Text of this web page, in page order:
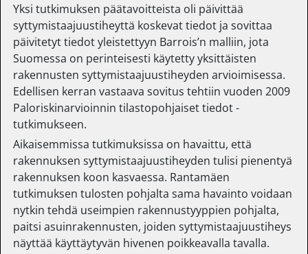
Yksi tutkimuksen päätavoitteista oli päivittää
syttymistaajuustiheyttä koskevat tiedot ja sovittaa
päivitetyt tiedot yleistettyyn Barrois’n malliin, jota
Suomessa on perinteisesti käytetty yksittäisten
rakennusten syttymistaajuustiheyden arvioimisessa.
Edellisen kerran vastaava sovitus tehtiin vuoden 2009
Paloriskinarvioinnin tilastopohjaiset tiedot -
tutkimukseen.
Aikaisemmissa tutkimuksissa on havaittu, että
rakennuksen syttymistaajuustiheyden tulisi pienentyä
rakennuksen koon kasvaessa. Rantamäen
tutkimuksen tulosten pohjalta sama havainto voidaan
nytkin tehdä useimpien rakennustyyppien pohjalta,
paitsi asuinrakennusten, joiden syttymistaajuustiheys
näyttää käyttäytyvän hivenen poikkeavalla tavalla.